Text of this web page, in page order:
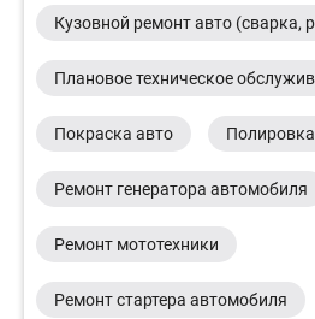
Кузовной ремонт авто (сварка,
Плановое техническое
Покраска авто
Ремонт генератора автомобиля
Ремонт мототехники
Ремонт стартера автомобиля